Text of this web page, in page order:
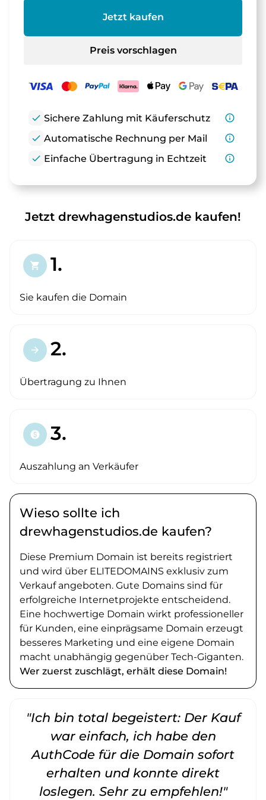
Jetzt kaufen
Preis vorschlagen
check Sichere Zahlung mit Käuferschutz
info_outline
check Automatische Rechnung per Mail
info_outline
check Einfache Übertragung in Echtzeit info_outline
Jetzt drewhagenstudios.de kaufen!
shopping_cart 1.
Sie kaufen die Domain
arrow_forward 2.
Übertragung zu Ihnen
paid 3.
Auszahlung an Verkäufer
Wieso sollte ich
drewhagenstudios.de kaufen?
Diese Premium Domain ist bereits registriert
und wird über ELITEDOMAINS exklusiv zum
Verkauf angeboten. Gute Domains sind für
erfolgreiche Internetprojekte entscheidend.
Eine hochwertige Domain wirkt professioneller
für Kunden, eine einprägsame Domain erzeugt
besseres Marketing und eine eigene Domain
macht unabhängig gegenüber Tech-Giganten.
Wer zuerst zuschlägt, erhält diese Domain!
"Ich bin total begeistert: Der Kauf
war einfach, ich habe den
AuthCode für die Domain sofort
erhalten und konnte direkt
loslegen. Sehr zu empfehlen!"